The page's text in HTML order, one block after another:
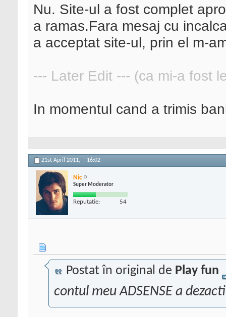
Nu. Site-ul a fost complet
a ramas.Fara mesaj cu
a acceptat site-ul, prin el m-
--- Later Edit --- (ca mi-a fost
In momentul cand a trimis
21st April 2011, 16:02
Nic
Super Moderator
Reputatie: 54
Postat în original de Play fun
contul meu ADSENSE a